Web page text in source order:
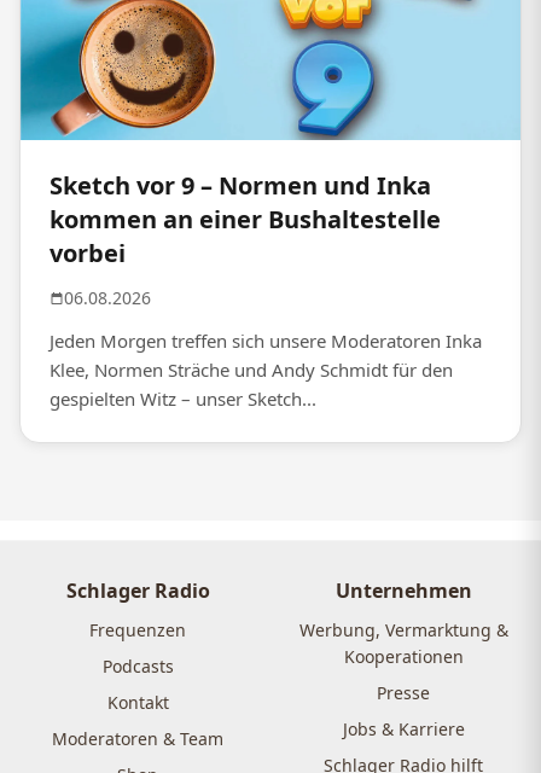
Sketch vor 9 – Normen und Inka
kommen an einer Bushaltestelle
vorbei
06.08.2026
Jeden Morgen treffen sich unsere Moderatoren Inka
Klee, Normen Sträche und Andy Schmidt für den
gespielten Witz – unser Sketch...
Schlager Radio
Frequenzen
Podcasts
Kontakt
Moderatoren & Team
Unternehmen
Werbung, Vermarktung &
Kooperationen
Presse
Jobs & Karriere
Schlager Radio hilft